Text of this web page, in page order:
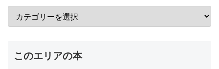
このエリアの本